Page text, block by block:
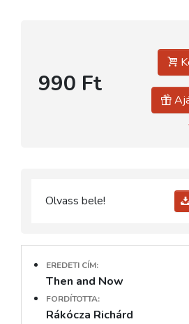
990 Ft
Olvass bele!
EREDETI CÍM:
Then and Now
FORDÍTOTTA:
Rákócza Richárd